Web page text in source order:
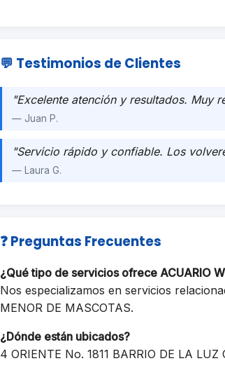
💬 Testimonios de Clientes
"Excelente atención y resultados. Muy
— Juan P.
"Servicio rápido y confiable. Los
— Laura G.
❓ Preguntas Frecuentes
¿Qué tipo de servicios ofrece ACUARIO
Nos especializamos en servicios
MENOR DE MASCOTAS.
¿Dónde están ubicados?
4 ORIENTE No. 1811 BARRIO DE LA LUZ